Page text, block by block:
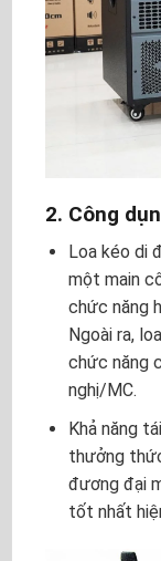
2. Công
Loa kéo di
một main
chức năng
Ngoài ra,
chức năng
nghị/MC.
Khả năng
thưởng
đương đại
tốt nhất